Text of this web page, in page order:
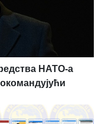
НАТО-а